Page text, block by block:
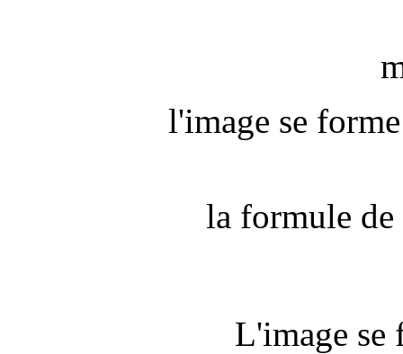
l'image se
la formule de
L'image se